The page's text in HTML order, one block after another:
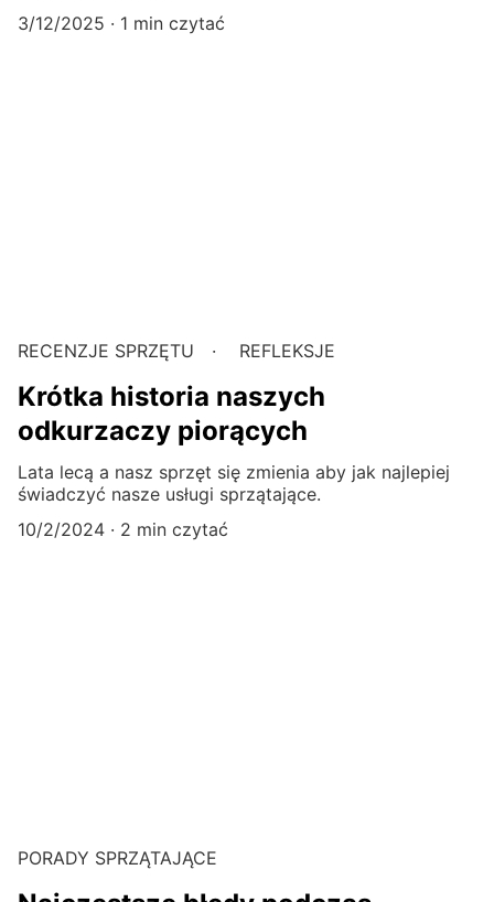
3/12/2025
1 min czytać
RECENZJE SPRZĘTU REFLEKSJE
Krótka historia naszych
odkurzaczy piorących
Lata lecą a nasz sprzęt się zmienia aby jak najlepiej
świadczyć nasze usługi sprzątające.
10/2/2024
2 min czytać
PORADY SPRZĄTAJĄCE